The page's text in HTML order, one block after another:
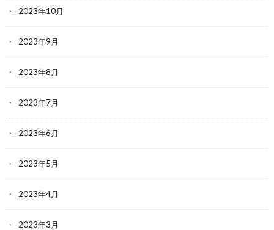
2023年10月
2023年9月
2023年8月
2023年7月
2023年6月
2023年5月
2023年4月
2023年3月